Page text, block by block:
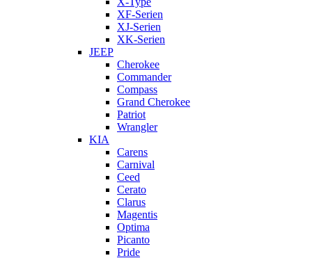
XF-Serien
XJ-Serien
XK-Serien
JEEP
Cherokee
Commander
Compass
Grand Cherokee
Patriot
Wrangler
KIA
Carens
Carnival
Ceed
Cerato
Clarus
Magentis
Optima
Picanto
Pride